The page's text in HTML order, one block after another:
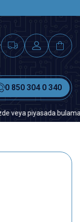
0 850 304 0 340
piyasada